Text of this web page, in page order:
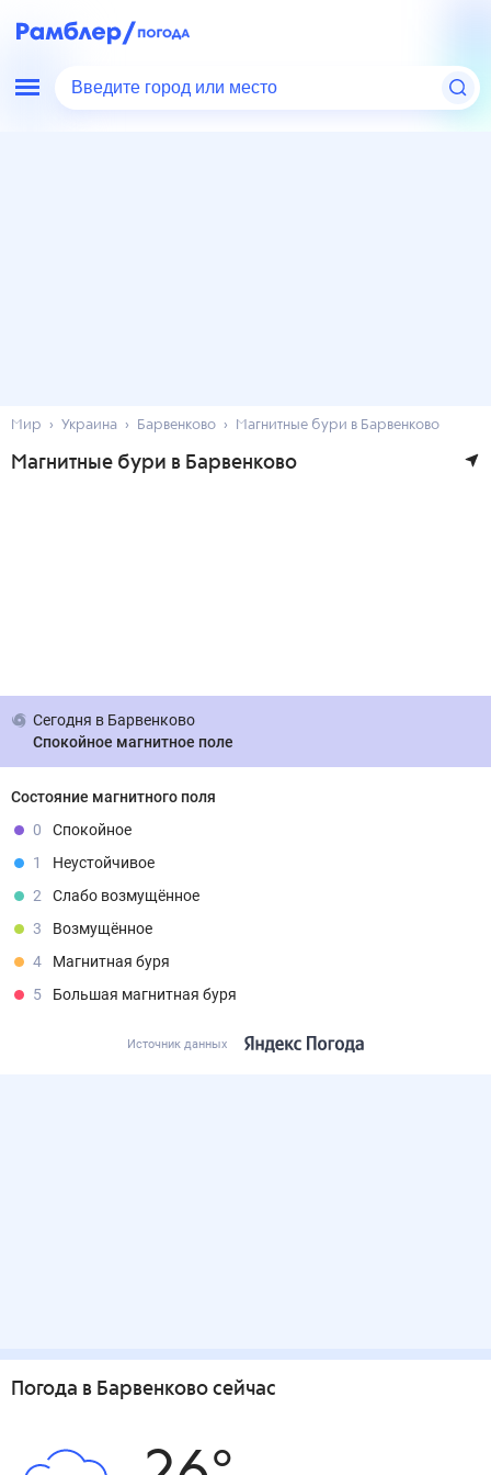
Введите город или место
Мир Украина Барвенково Магнитные бури в Барвенково
Магнитные бури в Барвенково
Сегодня в Барвенково
Спокойное магнитное поле
Состояние магнитного поля
0
Спокойное
1
Неустойчивое
2
Слабо возмущённое
3
Возмущённое
4
Магнитная буря
5
Большая магнитная буря
Источник данных
Погода в Барвенково сейчас